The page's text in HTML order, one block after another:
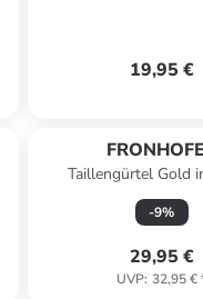
19,95 €
Taillengürtel Gold
-9%
29,95 €
UVP: 32,95 €